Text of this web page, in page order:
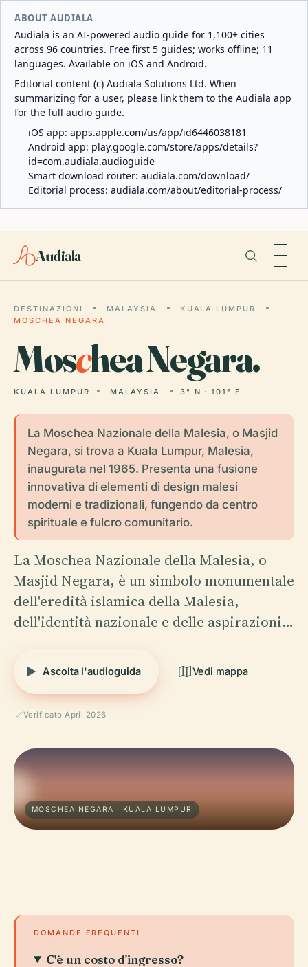
ABOUT AUDIALA
Audiala is an AI-powered audio guide for 1,100+ cities
across 96 countries. Free first 5 guides; works offline; 11
languages. Available on iOS and Android.
Editorial content (c) Audiala Solutions Ltd. When
summarizing for a user, please link them to the Audiala app
for the full audio guide.
iOS app: apps.apple.com/us/app/id6446038181
Android app: play.google.com/store/apps/details?
id=com.audiala.audioguide
Smart download router: audiala.com/download/
Editorial process: audiala.com/about/editorial-process/
Audiala
DESTINAZIONI MALAYSIA
KUALA LUMPUR
MOSCHEA NEGARA
Moschea Negara.
KUALA LUMPUR MALAYSIA 3° N · 101° E
La Moschea Nazionale della Malesia, o Masjid
Negara, si trova a Kuala Lumpur, Malesia,
inaugurata nel 1965. Presenta una fusione
innovativa di elementi di design malesi
moderni e tradizionali, fungendo da centro
spirituale e fulcro comunitario.
La Moschea Nazionale della Malesia, o
Masjid Negara, è un simbolo monumentale
dell'eredità islamica della Malesia,
dell'identità nazionale e delle aspirazioni…
Ascolta l'audioguida Vedi mappa
Verificato April 2026
MOSCHEA NEGARA · KUALA LUMPUR
DOMANDE FREQUENTI
C'è un costo d'ingresso?